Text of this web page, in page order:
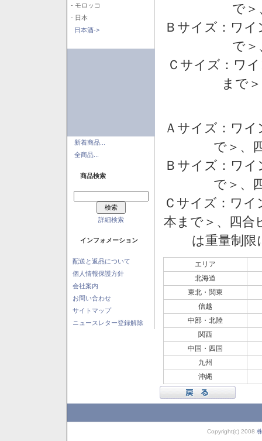
- モロッコ
- 日本
日本酒->
新着商品...
全商品...
商品検索
詳細検索
インフォメーション
配送と返品について
個人情報保護方針
会社案内
お問い合わせ
サイトマップ
ニュースレター登録解除
で
Ｂサイズ：ワ
で
Ｃサイズ：ワ
まで
Ａサイズ：ワ
で＞、
Ｂサイズ：ワ
で＞、
Ｃサイズ：ワイ
本まで＞、四
は重量制
エリア
北海道
東北・関東
信越
中部・北陸
関西
中国・四国
九州
沖縄
Copyright(c) 2008